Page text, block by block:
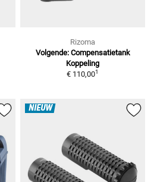
Rizoma
Volgende: Compensatietank
Koppeling
€ 110,001
NIEUW